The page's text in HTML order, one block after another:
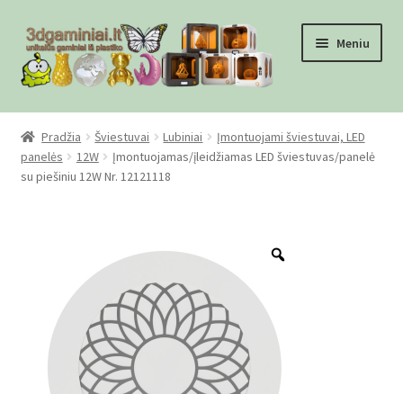
Pereiti
prie
meniu
Pereiti
prie
turinio
Meniu
Pradžia
Checkout
Mūsų partneriai
Pirkimo-pardavimo taisyklės
Pradžia Šviestuvai Lubiniai
Įmontuojami šviestuvai, LED
panelės
12W
Įmontuojamas/įleidžiamas LED šviestuvas/panelė
su piešiniu 12W Nr. 12121118